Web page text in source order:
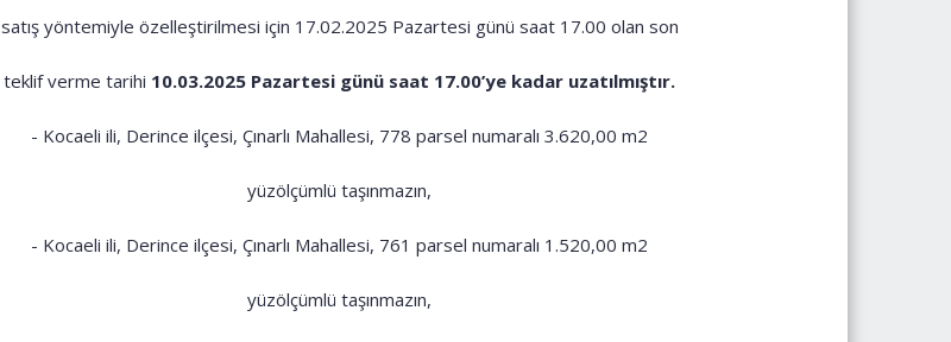
satış yöntemiyle özelleştirilmesi için 17.02.2025 Pazartesi günü saat 17.00 olan son
teklif verme tarihi 10.03.2025 Pazartesi günü saat 17.00’ye kadar uzatılmıştır.
- Kocaeli ili, Derince ilçesi, Çınarlı Mahallesi, 778 parsel numaralı 3.620,00 m2
yüzölçümlü taşınmazın,
- Kocaeli ili, Derince ilçesi, Çınarlı Mahallesi, 761 parsel numaralı 1.520,00 m2
yüzölçümlü taşınmazın,